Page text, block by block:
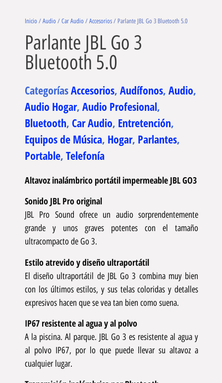
Inicio / Audio / Car Audio / Accesorios / Parlante JBL Go 3 Bluetooth 5.0
Parlante JBL Go 3
Bluetooth 5.0
CategoríasAccesorios, Audífonos, Audio,
Audio Hogar, Audio Profesional,
Bluetooth, Car Audio, Entretención,
Equipos de Música, Hogar, Parlantes,
Portable, Telefonía
Altavoz inalámbrico portátil impermeable JBL GO3
Sonido JBL Pro original
JBL Pro Sound ofrece un audio sorprendentemente
grande y unos graves potentes con el tamaño
ultracompacto de Go 3.
Estilo atrevido y diseño ultraportátil
El diseño ultraportátil de JBL Go 3 combina muy bien
con los últimos estilos, y sus telas coloridas y detalles
expresivos hacen que se vea tan bien como suena.
IP67 resistente al agua y al polvo
A la piscina. Al parque. JBL Go 3 es resistente al agua y
al polvo IP67, por lo que puede llevar su altavoz a
cualquier lugar.